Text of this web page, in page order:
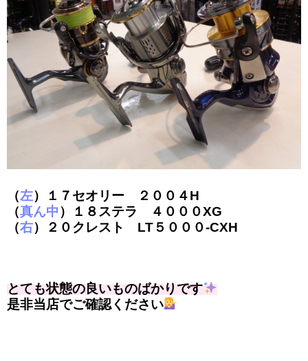
（左）１７セオリー ２００４H
（真ん中）１８ステラ ４０００XG
（右）２０クレスト LT５０００-CXH
とても状態の良いものばかりです
是非当店でご確認ください